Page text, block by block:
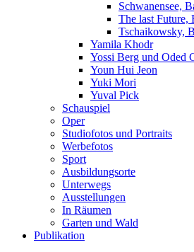
Schwanensee,
The last Future,
Tschaikowsky,
Yamila Khodr
Yossi Berg und Oded
Youn Hui Jeon
Yuki Mori
Yuval Pick
Schauspiel
Oper
Studiofotos und Portraits
Werbefotos
Sport
Ausbildungsorte
Unterwegs
Ausstellungen
In Räumen
Garten und Wald
Publikation